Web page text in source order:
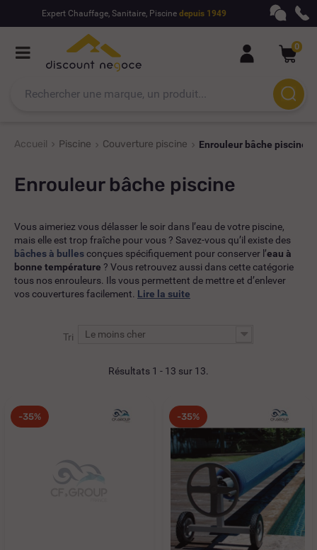
Expert Chauffage, Sanitaire, Piscine depuis 1949
0
Accueil Piscine Couverture piscine Enrouleur bâche piscine
Enrouleur bâche piscine
Vous aimeriez vous délasser le soir dans l’eau de votre piscine,
mais elle est trop fraîche pour vous ? Savez-vous qu’il existe des
bâches à bullesconçues spécifiquement pour conserver l’eau à
bonne température ? Vous retrouvez aussi dans cette catégorie
tous nos enrouleurs. Ils vous permettent de mettre et d’enlever
vos couvertures facilement. Lire la suite
Tri Le moins cher
Résultats 1 - 13 sur 13.
-35% -35%